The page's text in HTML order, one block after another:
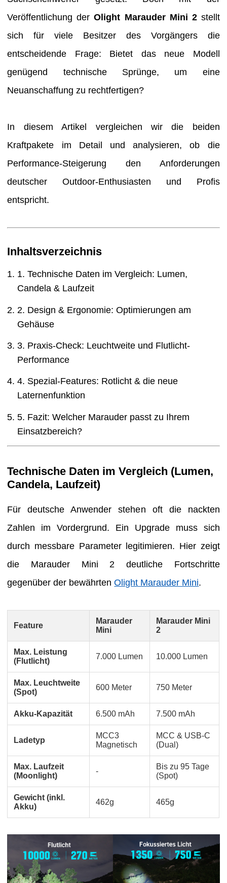
Veröffentlichung derOlight Marauder Mini 2stellt
sich für viele Besitzer des Vorgängers die
entscheidende Frage: Bietet das neue Modell
genügend technische Sprünge, um eine
Neuanschaffung zu rechtfertigen?
In diesem Artikel vergleichen wir die beiden
Kraftpakete im Detail und analysieren, ob die
Performance-Steigerung den Anforderungen
deutscher Outdoor-Enthusiasten und Profis
entspricht.
Inhaltsverzeichnis
1. Technische Daten im Vergleich: Lumen,
Candela & Laufzeit
2. Design & Ergonomie: Optimierungen am
Gehäuse
3. Praxis-Check: Leuchtweite und Flutlicht-
Performance
4. Spezial-Features: Rotlicht & die neue
Laternenfunktion
5. Fazit: Welcher Marauder passt zu Ihrem
Einsatzbereich?
Technische Daten im Vergleich (Lumen,
Candela, Laufzeit)
Für deutsche Anwender stehen oft die nackten
Zahlen im Vordergrund. Ein Upgrade muss sich
durch messbare Parameter legitimieren. Hier zeigt
die Marauder Mini 2 deutliche Fortschritte
gegenüber der bewährtenOlight Marauder Mini.
Feature
Marauder
Mini
Marauder Mini
2
Max. Leistung
(Flutlicht)
7.000 Lumen 10.000 Lumen
Max. Leuchtweite
(Spot)
600 Meter 750 Meter
Akku-Kapazität 6.500 mAh 7.500 mAh
Ladetyp
MCC3
Magnetisch
MCC & USB-C
(Dual)
Max. Laufzeit
(Moonlight)
-
Bis zu 95 Tage
(Spot)
Gewicht (inkl.
Akku)
462g 465g